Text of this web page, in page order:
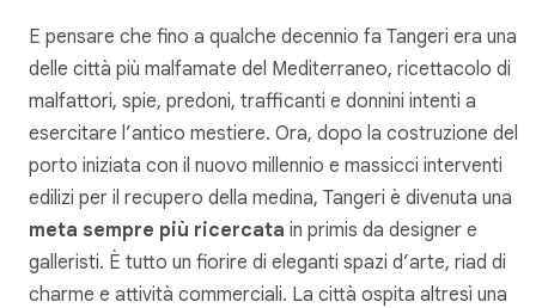
E pensare che fino a qualche decennio fa Tangeri era una
delle città più malfamate del Mediterraneo, ricettacolo di
malfattori, spie, predoni, trafficanti e donnini intenti a
esercitare l’antico mestiere. Ora, dopo la costruzione del
porto iniziata con il nuovo millennio e massicci interventi
edilizi per il recupero della medina, Tangeri è divenuta una
meta sempre più ricercata in primis da designer e
galleristi. È tutto un fiorire di eleganti spazi d’arte, riad di
charme e attività commerciali. La città ospita altresì una